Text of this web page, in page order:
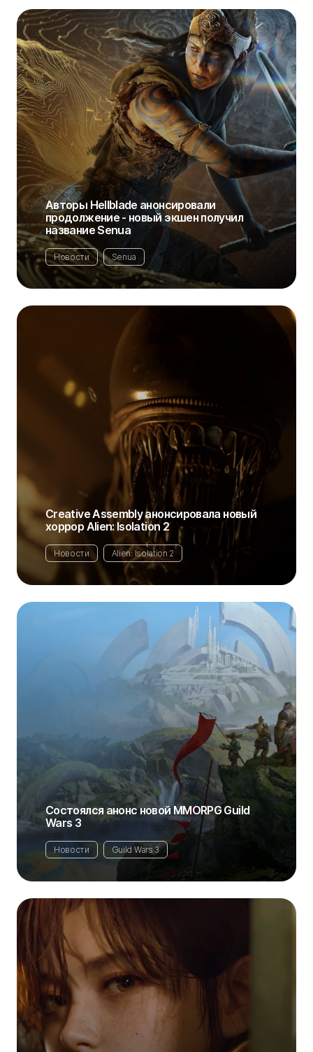
Авторы Hellblade анонсировали
продолжение - новый экшен получил
название Senua
Новости Senua
Creative Assembly анонсировала новый
хоррор Alien: Isolation 2
Новости Alien: Isolation 2
Состоялся анонс новой MMORPG Guild
Wars 3
Новости Guild Wars 3